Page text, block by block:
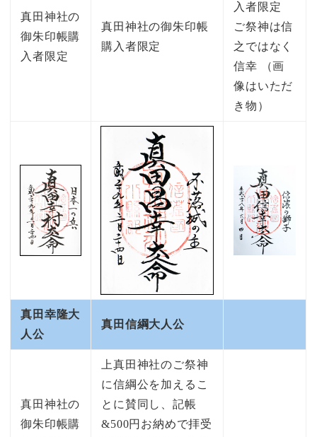
真田神社の
御朱印帳購
入者限定
真田神社の御朱印帳
購入者限定
入者限定
ご祭神は信
之ではなく
信幸 （画
像はいただ
き物）
真田幸隆大
人公
真田信綱大人公
真田神社の
御朱印帳購
上真田神社のご祭神
に信綱公を加えるこ
とに賛同し、記帳
&500円お納めで拝受